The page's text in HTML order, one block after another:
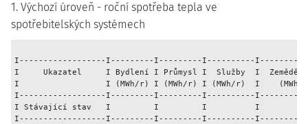
1. Výchozí úroveň - roční spotřeba tepla ve
spotřebitelských systémech
I------------------I---------I---------I----------
I     Ukazatel     I Bydlení I Průmysl I  Služby  I
I                  I (MWh/r) I (MWh/r) I (MWh/r)  I
I------------------I---------I---------I----------
I Stávající stav   I         I         I          I
I------------------I---------I---------I----------